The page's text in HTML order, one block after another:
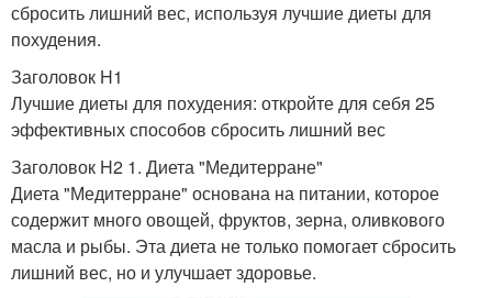
сбросить лишний вес, используя лучшие диеты для
похудения.
Заголовок H1
Лучшие диеты для похудения: откройте для себя 25
эффективных способов сбросить лишний вес
Заголовок H2 1. Диета "Медитерране"
Диета "Медитерране" основана на питании, которое
содержит много овощей, фруктов, зерна, оливкового
масла и рыбы. Эта диета не только помогает сбросить
лишний вес, но и улучшает здоровье.